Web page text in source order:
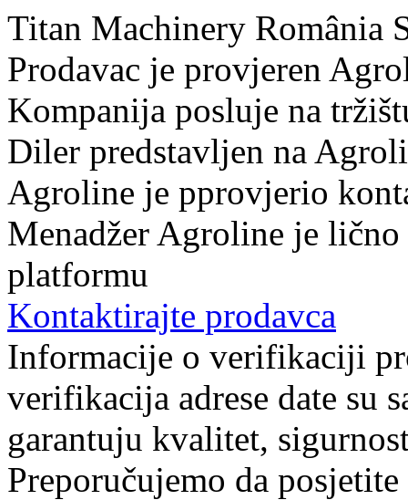
Titan Machinery România
Prodavac je provjeren
Kompanija posluje na
Diler predstavljen na
Agroline je pprovjerio
Menadžer Agroline je
platformu
Kontaktirajte prodavca
Informacije o verifikaciji
verifikacija adrese date su
garantuju kvalitet,
Preporučujemo da